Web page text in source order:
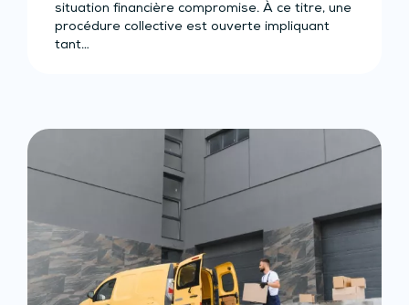
situation financière compromise. À ce titre, une
procédure collective est ouverte impliquant
tant…